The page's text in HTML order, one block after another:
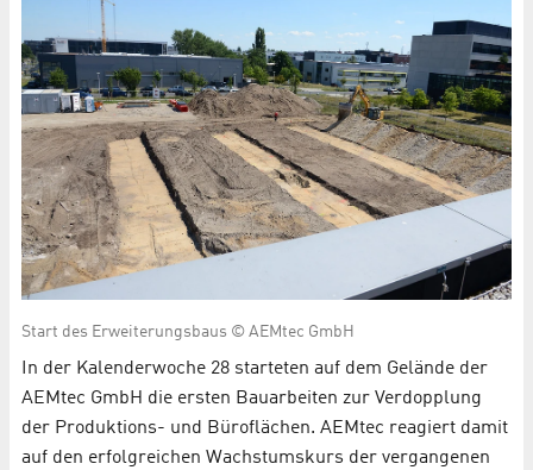
Start des Erweiterungsbaus © AEMtec GmbH
In der Kalenderwoche 28 starteten auf dem Gelände der
AEMtec GmbH die ersten Bauarbeiten zur Verdopplung
der Produktions- und Büroflächen. AEMtec reagiert damit
auf den erfolgreichen Wachstumskurs der vergangenen